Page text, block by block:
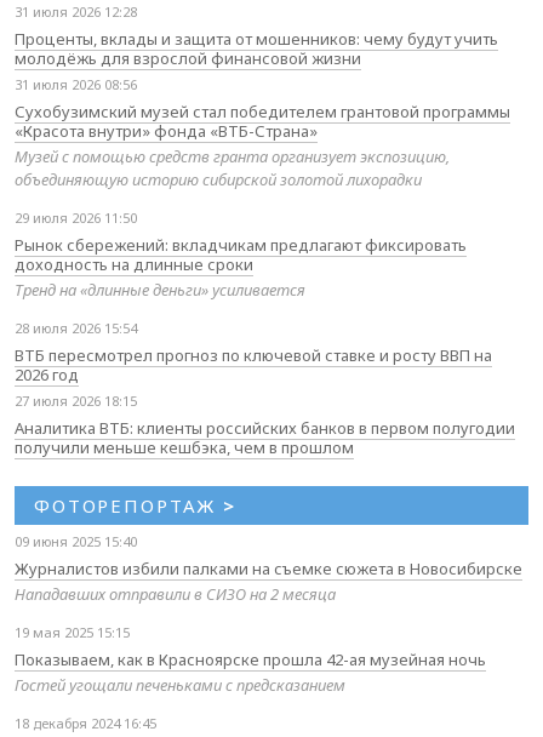
31 июля 2026 12:28
Проценты, вклады и защита от мошенников: чему будут учить
молодёжь для взрослой финансовой жизни
31 июля 2026 08:56
Сухобузимский музей стал победителем грантовой программы
«Красота внутри» фонда «ВТБ-Страна»
Музей с помощью средств гранта организует экспозицию,
объединяющую историю сибирской золотой лихорадки
29 июля 2026 11:50
Рынок сбережений: вкладчикам предлагают фиксировать
доходность на длинные сроки
Тренд на «длинные деньги» усиливается
28 июля 2026 15:54
ВТБ пересмотрел прогноз по ключевой ставке и росту ВВП на
2026 год
27 июля 2026 18:15
Аналитика ВТБ: клиенты российских банков в первом полугодии
получили меньше кешбэка, чем в прошлом
ФОТОРЕПОРТАЖ >
09 июня 2025 15:40
Журналистов избили палками на съемке сюжета в Новосибирске
Нападавших отправили в СИЗО на 2 месяца
19 мая 2025 15:15
Показываем, как в Красноярске прошла 42-ая музейная ночь
Гостей угощали печеньками с предсказанием
18 декабря 2024 16:45